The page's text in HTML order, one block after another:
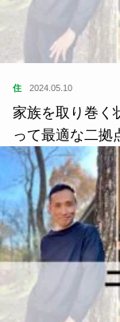
住 2024.05.10
家族を取り巻く
って最適な二拠